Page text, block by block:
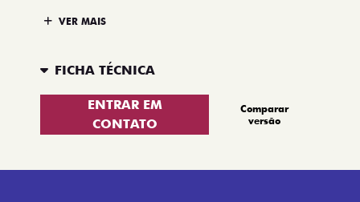
VER MAIS
FICHA TÉCNICA
ENTRAR EM
CONTATO
Comparar
versão